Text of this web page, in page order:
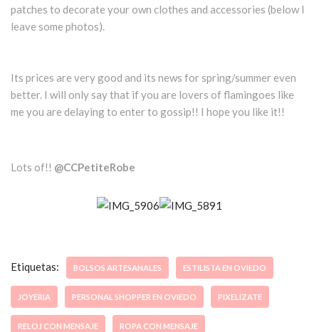
patches to decorate your own clothes and accessories (below I
leave some photos).
Its prices are very good and its news for spring/summer even
better. I will only say that if you are lovers of flamingoes like
me you are delaying to enter to gossip!! I hope you like it!!
Lots of!! @CCPetiteRobe
Etiquetas: BOLSOS ARTESANALES ESTILISTA EN OVIEDO
JOYERIA PERSONAL SHOPPER EN OVIEDO PIXELIZATE
RELOJ CON MENSAJE ROPA CON MENSAJE